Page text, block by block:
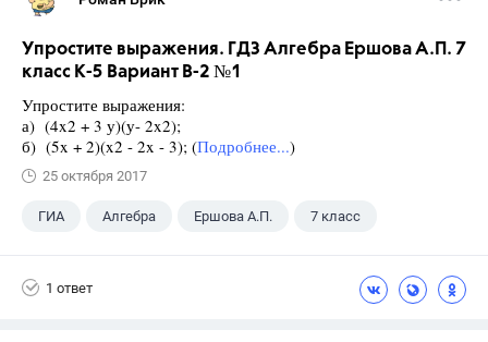
Упростите выражения. ГДЗ Алгебра Ершова А.П. 7
класс К-5 Вариант В-2 №1
Упростите выражения:
а) (4x2 + 3 у)(у- 2x2);
б) (5x + 2)(x2 - 2x - 3); (Подробнее...)
25 октября 2017
ГИА Алгебра Ершова А.П. 7 класс
1 ответ